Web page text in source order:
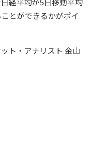
経平均が5日移動平均
とができるかがポイ
ト・アナリスト 金山